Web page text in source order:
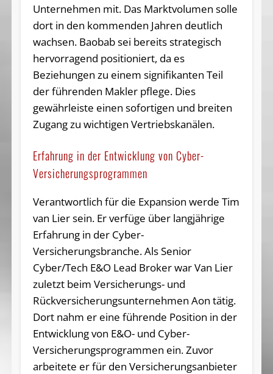
Unternehmen mit. Das Marktvolumen solle
dort in den kommenden Jahren deutlich
wachsen. Baobab sei bereits strategisch
hervorragend positioniert, da es
Beziehungen zu einem signifikanten Teil
der führenden Makler pflege. Dies
gewährleiste einen sofortigen und breiten
Zugang zu wichtigen Vertriebskanälen.
Erfahrung in der Entwicklung von Cyber-
Versicherungsprogrammen
Verantwortlich für die Expansion werde Tim
van Lier sein. Er verfüge über langjährige
Erfahrung in der Cyber-
Versicherungsbranche. Als Senior
Cyber/Tech E&O Lead Broker war Van Lier
zuletzt beim Versicherungs- und
Rückversicherungsunternehmen Aon tätig.
Dort nahm er eine führende Position in der
Entwicklung von E&O- und Cyber-
Versicherungsprogrammen ein. Zuvor
arbeitete er für den Versicherungsanbieter